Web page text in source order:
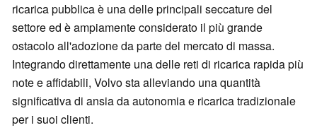
ricarica pubblica è una delle principali seccature del
settore ed è ampiamente considerato il più grande
ostacolo all'adozione da parte del mercato di massa.
Integrando direttamente una delle reti di ricarica rapida più
note e affidabili, Volvo sta alleviando una quantità
significativa di ansia da autonomia e ricarica tradizionale
per i suoi clienti.